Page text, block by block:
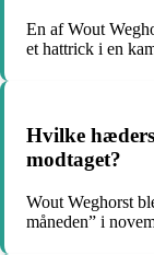
En af Wout
et hattrick i en
Hvilke
modtaget?
Wout Weghorst
måneden” i